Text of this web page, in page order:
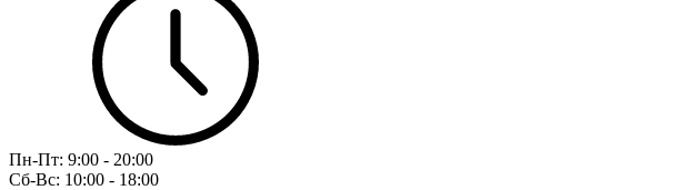
Пн-Пт: 9:00 - 20:00
Сб-Вс: 10:00 - 18:00